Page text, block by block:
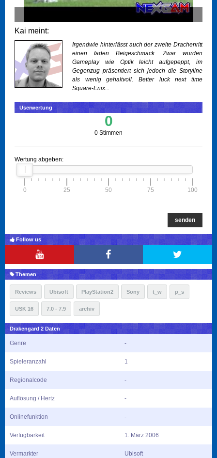
Kai meint:
Irgendwie hinterlässt auch der zweite Drachenritt
einen faden Beigeschmack. Zwar wurden
Gameplay wie Optik leicht aufgepeppt, im
Gegenzug präsentiert sich jedoch die Storyline
als wenig gehaltvoll. Better luck next time
Square-Enix...
Userwertung
0
0 Stimmen
Wertung abgeben:
0 25 50 75 100
senden
Follow us
Themen
Reviews Ubisoft PlayStation2 Sony t_w p_s
USK 16 7.0 - 7.9 archiv
Drakengard 2 Daten
Genre -
Spieleranzahl 1
Regionalcode -
Auflösung / Hertz -
Onlinefunktion -
Verfügbarkeit 1. März 2006
Vermarkter Ubisoft